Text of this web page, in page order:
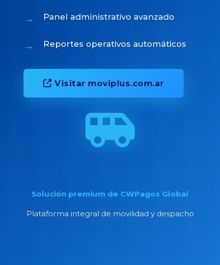
Panel administrativo avanzado
Reportes operativos automáticos
Visitar moviplus.com.ar
Solución premium de CWPagos Global
Plataforma integral de movilidad y despacho